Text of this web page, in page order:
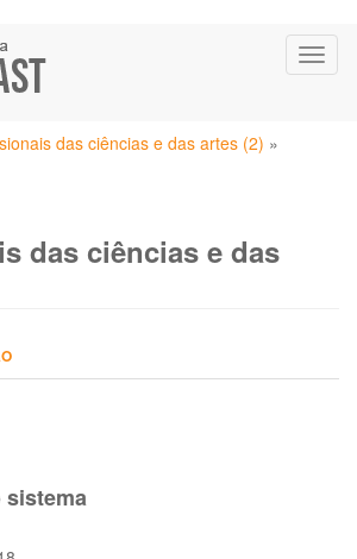
das ciências e das artes (2) »
das ciências e das
sistema